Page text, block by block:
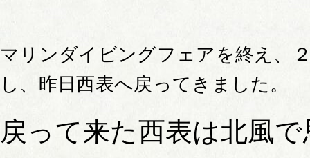
マリンダイビングフェアを終え、
し、昨日西表へ戻ってきました。
戻って来た西表は北風